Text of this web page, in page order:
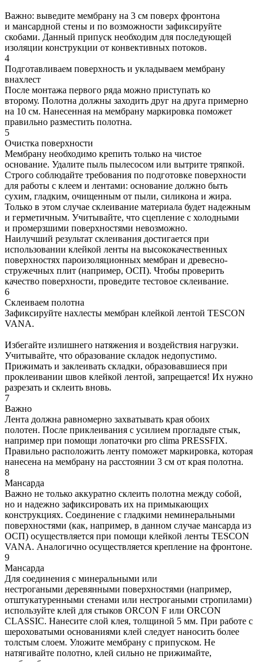
Важно: выведите мембрану на 3 см поверх фронтона
и мансардной стены и по возможности зафиксируйте
скобами. Данный припуск необходим для последующей
изоляции конструкции от конвективных потоков.
4
Подготавливаем поверхность и укладываем мембрану
внахлест
После монтажа первого ряда можно приступать ко
второму. Полотна должны заходить друг на друга примерно
на 10 см. Нанесенная на мембрану маркировка поможет
правильно разместить полотна.
5
Очистка поверхности
Мембрану необходимо крепить только на чистое
основание. Удалите пыль пылесосом или вытрите тряпкой.
Строго соблюдайте требования по подготовке поверхности
для работы с клеем и лентами: основание должно быть
сухим, гладким, очищенным от пыли, силикона и жира.
Только в этом случае склеивание материала будет надежным
и герметичным. Учитывайте, что сцепление с холодными
и промерзшими поверхностями невозможно.
Наилучший результат склеивания достигается при
использовании клейкой ленты на высококачественных
поверхностях пароизоляционных мембран и древесно-
стружечных плит (например, ОСП). Чтобы проверить
качество поверхности, проведите тестовое склеивание.
6
Склеиваем полотна
Зафиксируйте нахлесты мембран клейкой лентой TESCON
VANA.
Избегайте излишнего натяжения и воздействия нагрузки.
Учитывайте, что образование складок недопустимо.
Прижимать и заклеивать складки, образовавшиеся при
проклеивании швов клейкой лентой, запрещается! Их нужно
разрезать и склеить вновь.
7
Важно
Лента должна равномерно захватывать края обоих
полотен. После приклеивания с усилием прогладьте стык,
например при помощи лопаточки pro clima PRESSFIX.
Правильно расположить ленту поможет маркировка, которая
нанесена на мембрану на расстоянии 3 см от края полотна.
8
Мансарда
Важно не только аккуратно склеить полотна между собой,
но и надежно зафиксировать их на примыкающих
конструкциях. Соединение с гладкими неминеральными
поверхностями (как, например, в данном случае мансарда из
ОСП) осуществляется при помощи клейкой ленты TESCON
VANA. Аналогично осуществляется крепление на фронтоне.
9
Мансарда
Для соединения с минеральными или
нестрогаными деревянными поверхностями (например,
отштукатуренными стенами или нестрогаными стропилами)
используйте клей для стыков ORCON F или ORCON
CLASSIC. Нанесите слой клея, толщиной 5 мм. При работе с
шероховатыми основаниями клей следует наносить более
толстым слоем. Уложите мембрану с припуском. Не
натягивайте полотно, клей сильно не прижимайте,